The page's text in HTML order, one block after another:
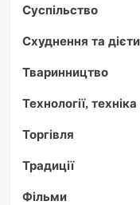
Суспільство
Схуднення та дієти
Тваринництво
Технології,
Торгівля
Традиції
Фільми